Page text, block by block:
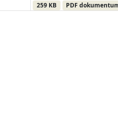
259 KB PDF